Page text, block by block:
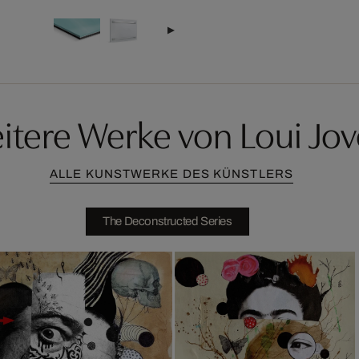
Werke von Loui
ALLE KUNSTWERKE DES KÜNSTLERS
The Deconstructed Series